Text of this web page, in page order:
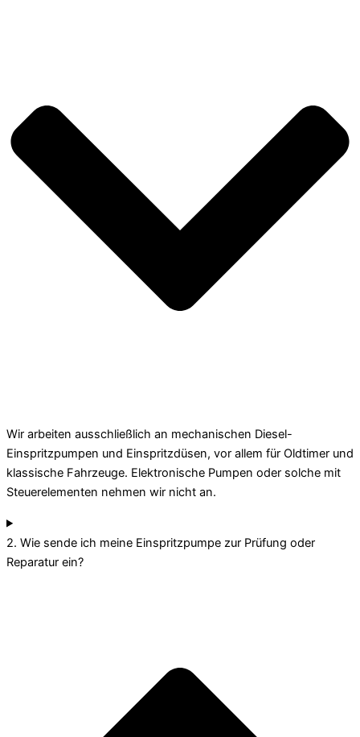
Wir arbeiten ausschließlich an mechanischen Diesel-
Einspritzpumpen und Einspritzdüsen, vor allem für Oldtimer und
klassische Fahrzeuge. Elektronische Pumpen oder solche mit
Steuerelementen nehmen wir nicht an.
2. Wie sende ich meine Einspritzpumpe zur Prüfung oder
Reparatur ein?